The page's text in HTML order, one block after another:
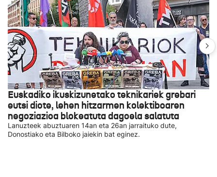
Euskadiko ikuskizunetako teknikariek grebari
eutsi diote, lehen hitzarmen kolektiboaren
negoziazioa blokeatuta dagoela salatuta
Lanuzteek abuztuaren 14an eta 26an jarraituko dute,
Donostiako eta Bilboko jaiekin bat eginez.